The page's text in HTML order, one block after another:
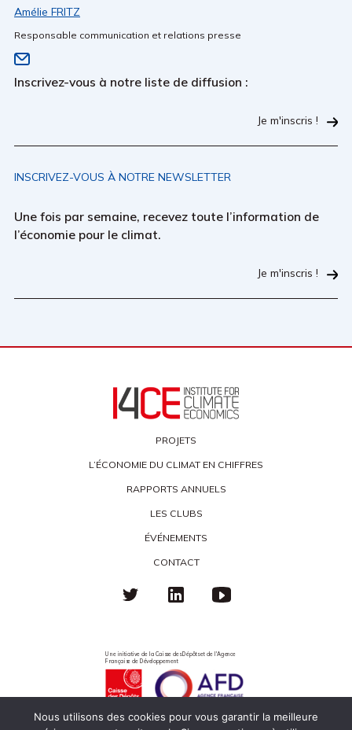
Amélie FRITZ
Responsable communication et relations presse
Inscrivez-vous à notre liste de diffusion :
Je m'inscris !
INSCRIVEZ-VOUS À NOTRE NEWSLETTER
Une fois par semaine, recevez toute l’information de
l’économie pour le climat.
Je m'inscris !
PROJETS
L’ÉCONOMIE DU CLIMAT EN CHIFFRES
RAPPORTS ANNUELS
LES CLUBS
ÉVÉNEMENTS
CONTACT
Une initiative de la Caisse des Dépôts et de l'Agence
Française de Développement
Nous utilisons des cookies pour vous garantir la meilleure